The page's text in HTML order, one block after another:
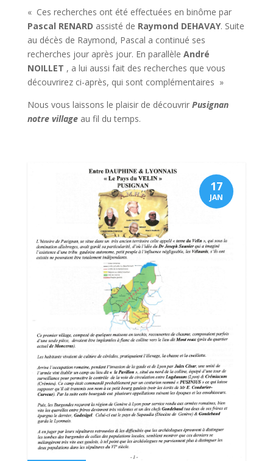
« Ces recherches ont été effectuées en binôme par
Pascal RENARD assisté de Raymond DEHAVAY. Suite
au décès de Raymond, Pascal a continué ses
recherches jour après jour. En parallèle André
NOILLET , a lui aussi fait des recherches que vous
découvrirez ci-après, qui sont complémentaires »
Nous vous laissons le plaisir de découvrir Pusignan
notre villageau fil du temps.
17
JAN